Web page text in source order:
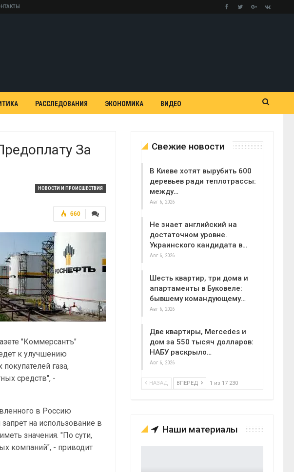
РАССЛЕДОВАНИЯ ЭКОНОМИКА ВИДЕО
За
НОВОСТИ И ПРОИСШЕСТВИЯ
660
"Коммерсантъ"
к улучшению
газа,
средств", -
в Россию
на использование в
значения. "По сути,
компаний", - приводит
Свежие новости
В Киеве хотят вырубить 600
деревьев ради теплотрассы:
между…
Авг 6, 2026
Не знает английский на
достаточном уровне.
Украинского кандидата в…
Авг 6, 2026
Шесть квартир, три дома и
апартаменты в Буковеле:
бывшему командующему…
Авг 6, 2026
Две квартиры, Mercedes и
дом за 550 тысяч долларов:
НАБУ раскрыло…
Авг 6, 2026
НАЗАД ВПЕРЕД 1 из 17 230
Наши материалы